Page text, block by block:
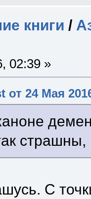
книги /
02:39 »
от 24 Мая
С